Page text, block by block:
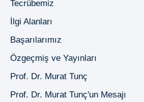
Tecrübemiz
İlgi Alanları
Başarılarımız
Özgeçmiş ve Yayınları
Prof. Dr. Murat Tunç
Prof. Dr. Murat Tunç'un Mesajı